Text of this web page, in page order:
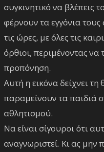
συγκινητικό να βλέπεις
φέρνουν τα εγγόνια
τις ώρες, με όλες τις
όρθιοι, περιμένοντας να
προπόνηση.
Αυτή η εικόνα δείχνει τη
παραμείνουν τα παιδιά
αθλητισμού.
Να είναι σίγουροι ότι
αναγνωριστεί. Κι ας μην